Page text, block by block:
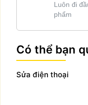
Luôn đi
phẩm
Có thể bạn
Sửa điện thoại